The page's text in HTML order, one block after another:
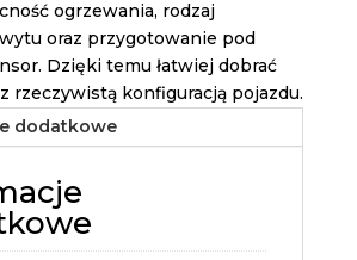
ogrzewania, rodzaj
oraz przygotowanie pod
Dzięki temu łatwiej dobrać
rzeczywistą konfiguracją pojazdu.
dodatkowe